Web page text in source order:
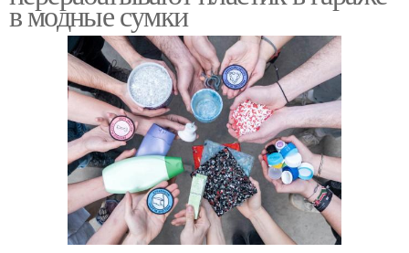
в модные сумки